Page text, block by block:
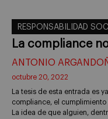
RESPONSABILIDAD
La compliance
ANTONIO
octubre 20, 2022
La tesis de esta entrada es
compliance, el cumplimiento
La idea de que alguien,